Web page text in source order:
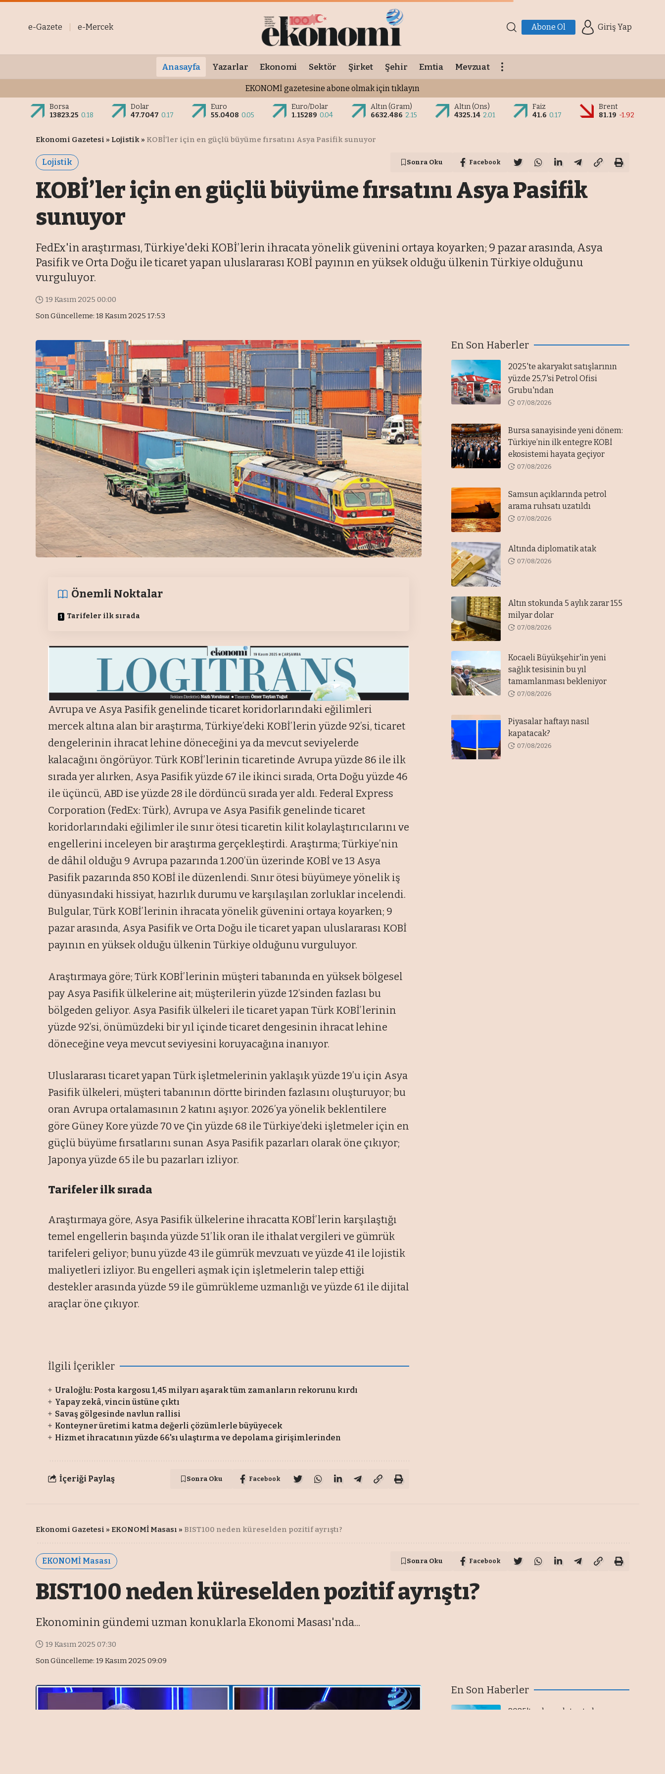
e-Gazete e-Mercek Abone Ol Giriş Yap
Anasayfa Yazarlar Ekonomi Sektör Şirket Şehir Emtia Mevzuat
EKONOMİ gazetesine abone olmak için tıklayın
Borsa
13823.25 0.18
Dolar
47.7047 0.17
Euro
55.0408 0.05
Euro/Dolar
1.15289 0.04
Altın (Gram)
6632.486 2.15
Altın (Ons)
4325.14 2.01
Faiz
41.6 0.17
Brent
81.19 -1.92
Ekonomi Gazetesi » Lojistik » KOBİ’ler için en güçlü büyüme fırsatını Asya Pasifik sunuyor
Lojistik Sonra Oku Facebook
KOBİ’ler için en güçlü büyüme fırsatını Asya Pasifik
sunuyor
FedEx'in araştırması, Türkiye'deki KOBİ’lerin ihracata yönelik güvenini ortaya koyarken; 9 pazar arasında, Asya
Pasifik ve Orta Doğu ile ticaret yapan uluslararası KOBİ payının en yüksek olduğu ülkenin Türkiye olduğunu
vurguluyor.
Son Güncelleme: 18 Kasım 2025 17:53
19 Kasım 2025 00:00
Önemli Noktalar
Tarifeler ilk sırada
Avrupa ve Asya Pasifik genelinde ticaret koridorlarındaki eğilimleri
mercek altına alan bir araştırma, Türkiye’deki KOBİ’lerin yüzde 92’si, ticaret
dengelerinin ihracat lehine döneceğini ya da mevcut seviyelerde
kalacağını öngörüyor. Türk KOBİ’lerinin ticaretinde Avrupa yüzde 86 ile ilk
sırada yer alırken, Asya Pasifik yüzde 67 ile ikinci sırada, Orta Doğu yüzde 46
ile üçüncü, ABD ise yüzde 28 ile dördüncü sırada yer aldı. Federal Express
Corporation (FedEx: Türk), Avrupa ve Asya Pasifik genelinde ticaret
koridorlarındaki eğilimler ile sınır ötesi ticaretin kilit kolaylaştırıcılarını ve
engellerini inceleyen bir araştırma gerçekleştirdi. Araştırma; Türkiye’nin
de dâhil olduğu 9 Avrupa pazarında 1.200’ün üzerinde KOBİ ve 13 Asya
Pasifik pazarında 850 KOBİ ile düzenlendi. Sınır ötesi büyümeye yönelik iş
dünyasındaki hissiyat, hazırlık durumu ve karşılaşılan zorluklar incelendi.
Bulgular, Türk KOBİ’lerinin ihracata yönelik güvenini ortaya koyarken; 9
pazar arasında, Asya Pasifik ve Orta Doğu ile ticaret yapan uluslararası KOBİ
payının en yüksek olduğu ülkenin Türkiye olduğunu vurguluyor.
Araştırmaya göre; Türk KOBİ’lerinin müşteri tabanında en yüksek bölgesel
pay Asya Pasifik ülkelerine ait; müşterilerin yüzde 12’sinden fazlası bu
bölgeden geliyor. Asya Pasifik ülkeleri ile ticaret yapan Türk KOBİ’lerinin
yüzde 92’si, önümüzdeki bir yıl içinde ticaret dengesinin ihracat lehine
döneceğine veya mevcut seviyesini koruyacağına inanıyor.
Uluslararası ticaret yapan Türk işletmelerinin yaklaşık yüzde 19’u için Asya
Pasifik ülkeleri, müşteri tabanının dörtte birinden fazlasını oluşturuyor; bu
oran Avrupa ortalamasının 2 katını aşıyor. 2026’ya yönelik beklentilere
göre Güney Kore yüzde 70 ve Çin yüzde 68 ile Türkiye’deki işletmeler için en
güçlü büyüme fırsatlarını sunan Asya Pasifik pazarları olarak öne çıkıyor;
Japonya yüzde 65 ile bu pazarları izliyor.
Tarifeler ilk sırada
Araştırmaya göre, Asya Pasifik ülkelerine ihracatta KOBİ’lerin karşılaştığı
temel engellerin başında yüzde 51’lik oran ile ithalat vergileri ve gümrük
tarifeleri geliyor; bunu yüzde 43 ile gümrük mevzuatı ve yüzde 41 ile lojistik
maliyetleri izliyor. Bu engelleri aşmak için işletmelerin talep ettiği
destekler arasında yüzde 59 ile gümrükleme uzmanlığı ve yüzde 61 ile dijital
araçlar öne çıkıyor.
İlgili İçerikler
Uraloğlu: Posta kargosu 1,45 milyarı aşarak tüm zamanların rekorunu kırdı
Yapay zekâ, vincin üstüne çıktı
Savaş gölgesinde navlun rallisi
Konteyner üretimi katma değerli çözümlerle büyüyecek
Hizmet ihracatının yüzde 66'sı ulaştırma ve depolama girişimlerinden
İçeriği Paylaş Sonra Oku Facebook
En Son Haberler
2025'te akaryakıt satışlarının
yüzde 25,7'si Petrol Ofisi
Grubu'ndan
07/08/2026
Bursa sanayisinde yeni dönem:
Türkiye’nin ilk entegre KOBİ
ekosistemi hayata geçiyor
07/08/2026
Samsun açıklarında petrol
arama ruhsatı uzatıldı
07/08/2026
Altında diplomatik atak
07/08/2026
Altın stokunda 5 aylık zarar 155
milyar dolar
07/08/2026
Kocaeli Büyükşehir'in yeni
sağlık tesisinin bu yıl
tamamlanması bekleniyor
07/08/2026
Piyasalar haftayı nasıl
kapatacak?
07/08/2026
Ekonomi Gazetesi » EKONOMİ Masası » BIST100 neden küreselden pozitif ayrıştı?
EKONOMİ Masası Sonra Oku Facebook
BIST100 neden küreselden pozitif ayrıştı?
Ekonominin gündemi uzman konuklarla Ekonomi Masası'nda...
Son Güncelleme: 19 Kasım 2025 09:09
19 Kasım 2025 07:30
En Son Haberler
2025'te akaryakıt satışlarının